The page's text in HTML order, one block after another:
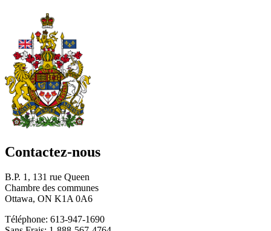
Contactez-nous
B.P. 1, 131 rue Queen
Chambre des communes
Ottawa, ON K1A 0A6
Téléphone: 613-947-1690